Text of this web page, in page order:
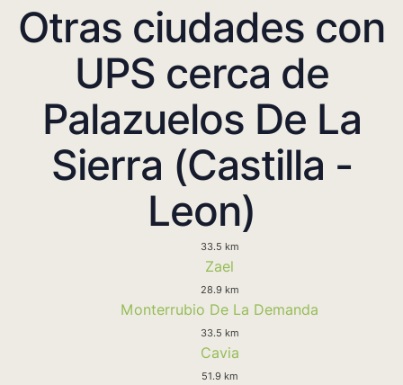
Otras ciudades con
UPS cerca de
Palazuelos De La
Sierra (Castilla -
Leon)
33.5 km
Zael
28.9 km
Monterrubio De La Demanda
33.5 km
Cavia
51.9 km